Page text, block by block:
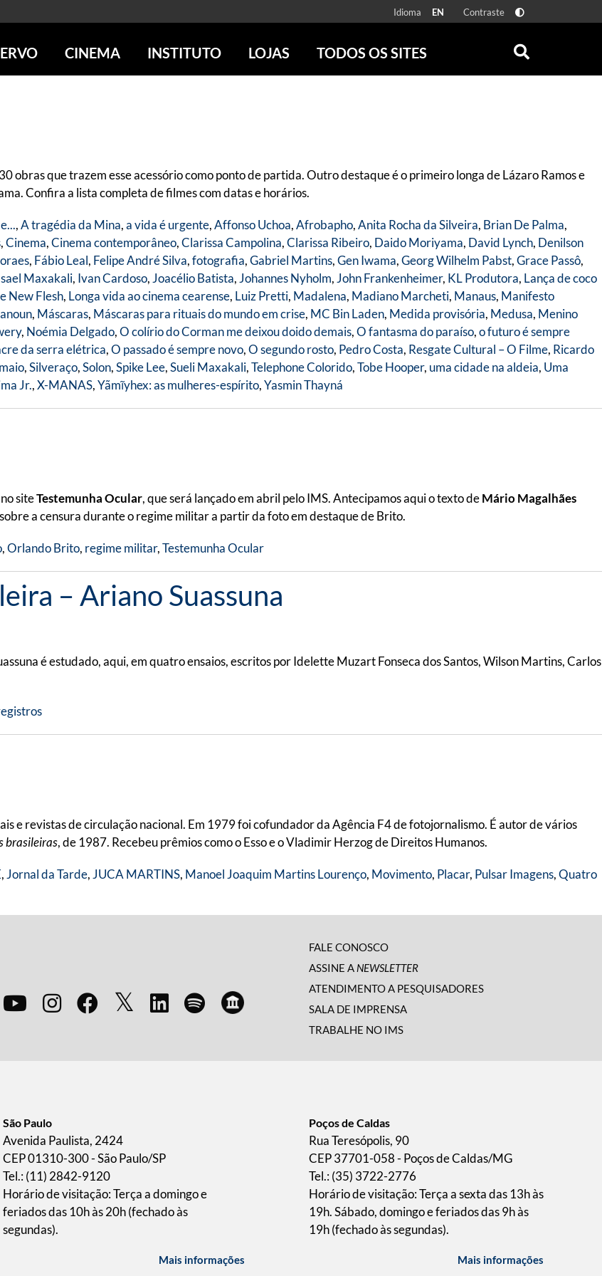
Idioma EN Contraste
DE FOTOGRAFIA
DE A a Z
CONVIDA
DENTRO DO ACERVO
CINEMA
REVISTAS DE PROGRAMAÇÃO
INSTITUTO
QUEM SOMOS
EDUCAÇÃO
ESCOLA ESCUTA
PUBLICAÇÕES E DVDs
LOJAS TODOS OS SITES
TESTEMUNHA OCULAR
SERROTE
VER TODOS
obras que trazem esse acessório como ponto de partida. Outro destaque é o primeiro longa de Lázaro Ramos e
Confira a lista completa de filmes com datas e horários.
,A tragédia da Mina,a vida é urgente,Affonso Uchoa,Afrobapho,Anita Rocha da Silveira, Brian De Palma,
,Cinema,Cinema contemporâneo,Clarissa Campolina,Clarissa Ribeiro, Daido Moriyama, David Lynch, Denilson
, Fábio Leal, Felipe André Silva,fotografia,Gabriel Martins,Gen Iwama,Georg Wilhelm Pabst,Grace Passô,
Maxakali, Ivan Cardoso, Joacélio Batista, Johannes Nyholm, John Frankenheimer, KL Produtora, Lança de coco
New Flesh, Longa vida ao cinema cearense, Luiz Pretti, Madalena, Madiano Marcheti, Manaus, Manifesto
, Máscaras, Máscaras para rituais do mundo em crise, MC Bin Laden, Medida provisória, Medusa, Menino
, Noémia Delgado,O colírio do Corman me deixou doido demais,O fantasma do paraíso,o futuro é sempre
da serra elétrica,O passado é sempre novo,O segundo rosto, Pedro Costa, Resgate Cultural – O Filme, Ricardo
,Silveraço,Solon,Spike Lee,Sueli Maxakali,Telephone Colorido,Tobe Hooper, uma cidade na aldeia, Uma
Jr.,X-MANAS,Yãmĩyhex: as mulheres-espírito,Yasmin Thayná
siteTestemunha Ocular, que será lançado em abril pelo IMS. Antecipamos aqui o texto deMário Magalhães
a censura durante o regime militar a partir da foto em destaque de Brito.
,Orlando Brito, regime militar,Testemunha Ocular
– Ariano Suassuna
é estudado, aqui, em quatro ensaios, escritos por Idelette Muzart Fonseca dos Santos, Wilson Martins, Carlos
e revistas de circulação nacional. Em 1979 foi cofundador da Agência F4 de fotojornalismo. É autor de vários
brasileiras, de 1987. Recebeu prêmios como o Esso e o Vladimir Herzog de Direitos Humanos.
, Jornal da Tarde, JUCA MARTINS, Manoel Joaquim Martins Lourenço, Movimento, Placar, Pulsar Imagens,Quatro
FALE CONOSCO
ASSINE A NEWSLETTER
ATENDIMENTO A PESQUISADORES
SALA DE IMPRENSA
TRABALHE NO IMS
São Paulo
Avenida Paulista, 2424
CEP 01310-300 - São Paulo/SP
Tel.: (11) 2842-9120
Horário de visitação: Terça a domingo e
feriados das 10h às 20h (fechado às
segundas).
Mais informações
Poços de Caldas
Rua Teresópolis, 90
CEP 37701-058 - Poços de Caldas/MG
Tel.: (35) 3722-2776
Horário de visitação: Terça a sexta das 13h às
19h. Sábado, domingo e feriados das 9h às
19h (fechado às segundas).
Mais informações